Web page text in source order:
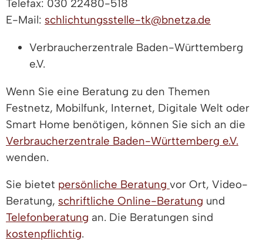
Telefax: 030 22480-518
E-Mail: schlichtungsstelle-tk@bnetza.de
Verbraucherzentrale Baden-Württemberg
e.V.
Wenn Sie eine Beratung zu den Themen
Festnetz, Mobilfunk, Internet, Digitale Welt oder
Smart Home benötigen, können Sie sich an die
Verbraucherzentrale Baden-Württemberg e.V.
wenden.
Sie bietet persönliche Beratung vor Ort, Video-
Beratung, schriftliche Online-Beratung und
Telefonberatung an. Die Beratungen sind
kostenpflichtig.